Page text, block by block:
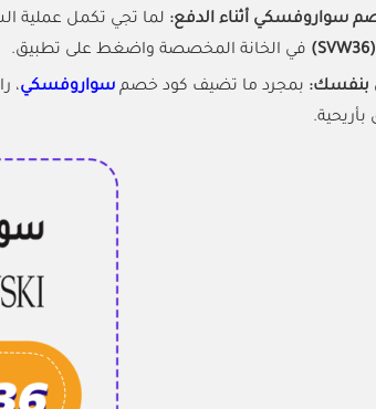
سواروفسكي أثناء الدفع: لما تجي تكمل عملية
(SVW36) في الخانة المخصصة واضغط على تطبيق.
بنفسك: بمجرد ما تضيف كود خصم سواروفسكي